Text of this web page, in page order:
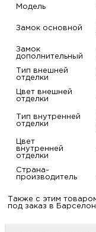
Модель
Замок основной
Замок
дополнительный
Тип внешней
отделки
Цвет внешней
отделки
Тип внутренней
отделки
Цвет
внутренней
отделки
Страна-
производитель
Также с этим
под заказ в